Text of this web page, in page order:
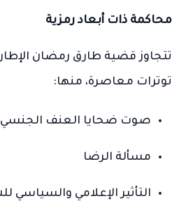
محاكمة ذات أبعاد رمزية
تتجاوز قضية طارق رمضان
توترات معاصرة، منها:
صوت ضحايا العنف الجنسي
مسألة الرضا
التأثير الإعلامي